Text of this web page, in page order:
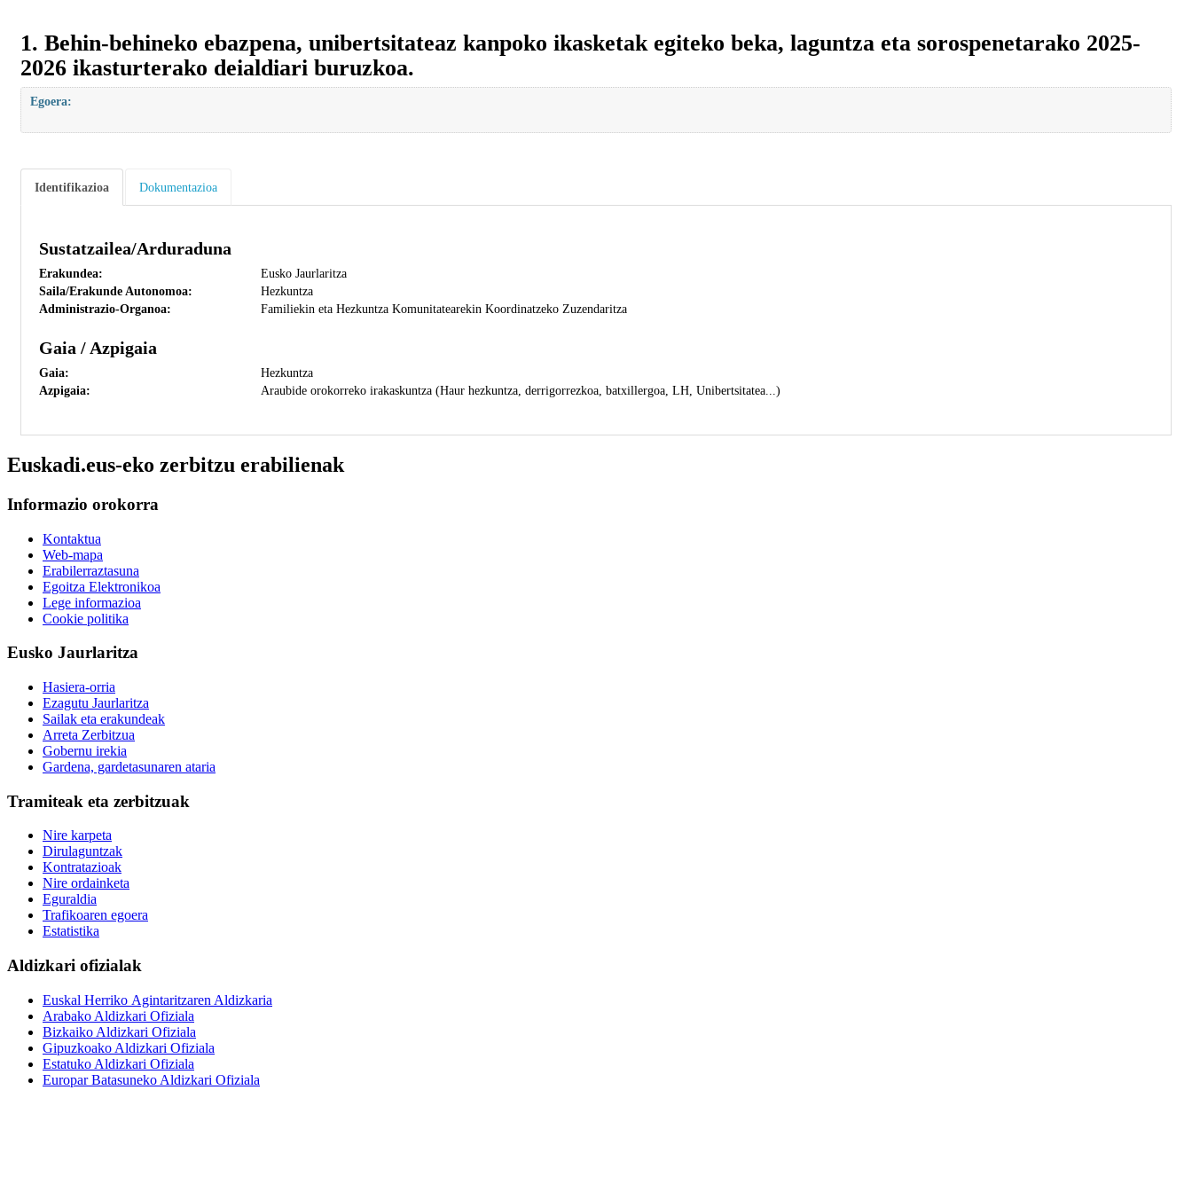
1. Behin-behineko ebazpena, unibertsitateaz kanpoko ikasketak egiteko beka, laguntza eta sorospenetarako 2025-
2026 ikasturterako deialdiari buruzkoa.
Egoera:
Identifikazioa Dokumentazioa
Sustatzailea/Arduraduna
Erakundea:
Eusko Jaurlaritza
Saila/Erakunde Autonomoa:
Hezkuntza
Administrazio-Organoa:
Familiekin eta Hezkuntza Komunitatearekin Koordinatzeko Zuzendaritza
Gaia / Azpigaia
Gaia:
Hezkuntza
Azpigaia:
Araubide orokorreko irakaskuntza (Haur hezkuntza, derrigorrezkoa, batxillergoa, LH, Unibertsitatea...)
Euskadi.eus-eko zerbitzu erabilienak
Informazio orokorra
Kontaktua
Web-mapa
Erabilerraztasuna
Egoitza Elektronikoa
Lege informazioa
Cookie politika
Eusko Jaurlaritza
Hasiera-orria
Ezagutu Jaurlaritza
Sailak eta erakundeak
Arreta Zerbitzua
Gobernu irekia
Gardena, gardetasunaren ataria
Tramiteak eta zerbitzuak
Nire karpeta
Dirulaguntzak
Kontratazioak
Nire ordainketa
Eguraldia
Trafikoaren egoera
Estatistika
Aldizkari ofizialak
Euskal Herriko Agintaritzaren Aldizkaria
Arabako Aldizkari Ofiziala
Bizkaiko Aldizkari Ofiziala
Gipuzkoako Aldizkari Ofiziala
Estatuko Aldizkari Ofiziala
Europar Batasuneko Aldizkari Ofiziala